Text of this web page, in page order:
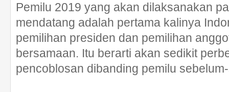
Pemilu 2019 yang akan dilaksanakan
mendatang adalah pertama kalinya
pemilihan presiden dan pemilihan
bersamaan. Itu berarti akan sedikit
pencoblosan dibanding pemilu